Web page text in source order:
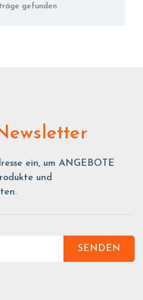
gefunden
ein, um ANGEBOTE
und
SENDEN